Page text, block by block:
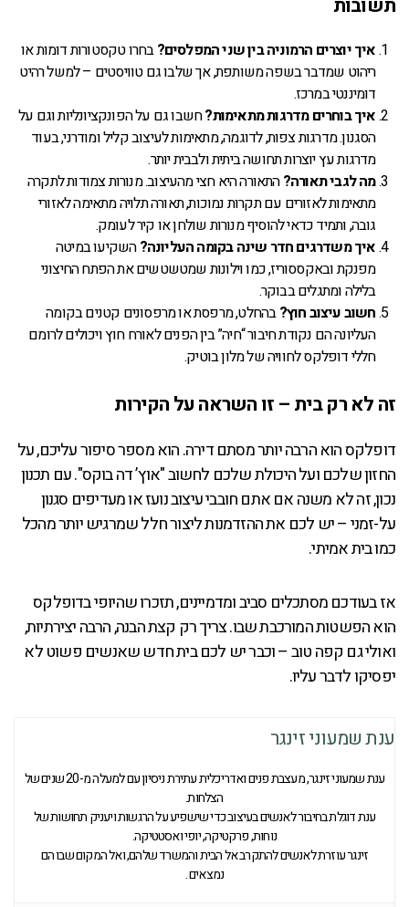
איך יוצרים הרמוניה בין שני המפלסים?בחרו טקסטורות דומות או
ריהוט שמדבר בשפה משותפת, אך שלבו גם טוויסטים – למשל רהיט
דומיננטי במרכז.
איך בוחרים מדרגות מתאימות?חשבו גם על הפונקציונליות וגם על
הסגנון. מדרגות צפות, לדוגמה, מתאימות לעיצוב קליל ומודרני, בעוד
מדרגות עץ יוצרות תחושה ביתית ולבבית יותר.
מה לגבי תאורה?התאורה היא חצי מהעיצוב. מנורות צמודות לתקרה
מתאימות לאזורים עם תקרות נמוכות, תאורה תלויה מתאימה לאזורי
גובה, ותמיד כדאי להוסיף מנורות שולחן או קיר לעומק.
איך משדרגים חדר שינה בקומה העליונה?השקיעו במיטה
מפנקת ובאקססוריז, כמו וילונות שמטשטשים את הפתח החיצוני
בלילה ומתגלים בבוקר.
חשוב עיצוב חוץ?בהחלט, מרפסת או מרפסונים קטנים בקומה
העליונה הם נקודת חיבור “חיה” בין הפנים לאורח חוץ ויכולים לרומם
חללי דופלקס לחוויה של מלון בוטיק.
זה לא רק בית – זו השראה על הקירות
דופלקס הוא הרבה יותר מסתם דירה. הוא מספר סיפור עליכם, על
החזון שלכם ועל היכולת שלכם לחשוב "אוץ’ דה בוקס". עם תכנון
נכון, זה לא משנה אם אתם חובבי עיצוב נועז או מעדיפים סגנון
על-זמני – יש לכם את ההזדמנות ליצור חלל שמרגיש יותר מהכל
כמו בית אמיתי.
אז בעודכם מסתכלים סביב ומדמיינים, תזכרו שהיופי בדופלקס
הוא הפשטות המורכבת שבו. צריך רק קצת הבנה, הרבה יצירתיות,
ואולי גם קפה טוב – וכבר יש לכם בית חדש שאנשים פשוט לא
יפסיקו לדבר עליו.
ענת שמעוני זינגר
ענת שמעוני זינגר, מעצבת פנים ואדריכלית עתירת ניסיון עם למעלה מ-20 שנים של
הצלחות.
ענת דוגלת בחיבור לאנשים בעיצוב כדי שישפיע על הרגשות ויעניק תחושות של
נוחות, פרקטיקה, יופי ואסטטיקה.
זינגר עוזרת לאנשים להתקרב אל הבית והמשרד שלהם, ואל המקום שבו הם
נמצאים .